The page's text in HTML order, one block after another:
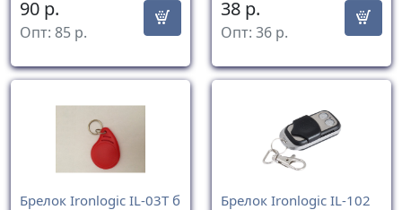
90 р.
Опт: 85 р.
38 р.
Опт: 36 р.
Брелок Ironlogic IL-03T б
Брелок Ironlogic IL-102